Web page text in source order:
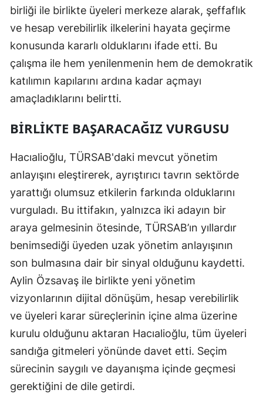
birliği ile birlikte üyeleri merkeze alarak, şeffaflık
ve hesap verebilirlik ilkelerini hayata geçirme
konusunda kararlı olduklarını ifade etti. Bu
çalışma ile hem yenilenmenin hem de demokratik
katılımın kapılarını ardına kadar açmayı
amaçladıklarını belirtti.
BIRLIKTE BAŞARACAĞIZ VURGUSU
Hacıalioğlu, TÜRSAB'daki mevcut yönetim
anlayışını eleştirerek, ayrıştırıcı tavrın sektörde
yarattığı olumsuz etkilerin farkında olduklarını
vurguladı. Bu ittifakın, yalnızca iki adayın bir
araya gelmesinin ötesinde, TÜRSAB’ın yıllardır
benimsediği üyeden uzak yönetim anlayışının
son bulmasına dair bir sinyal olduğunu kaydetti.
Aylin Özsavaş ile birlikte yeni yönetim
vizyonlarının dijital dönüşüm, hesap verebilirlik
ve üyeleri karar süreçlerinin içine alma üzerine
kurulu olduğunu aktaran Hacıalioğlu, tüm üyeleri
sandığa gitmeleri yönünde davet etti. Seçim
sürecinin saygılı ve dayanışma içinde geçmesi
gerektiğini de dile getirdi.